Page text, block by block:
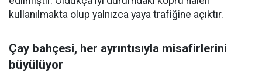
kullanılmakta olup yalnızca yaya trafiğine açıktır.
Çay bahçesi, her ayrıntısıyla misafirlerini
büyülüyor